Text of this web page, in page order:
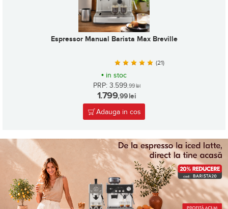
Espressor Manual Barista Max Breville
(21)
• in stoc
PRP: 3.599,99 lei
1.799,99lei
Adauga in cos